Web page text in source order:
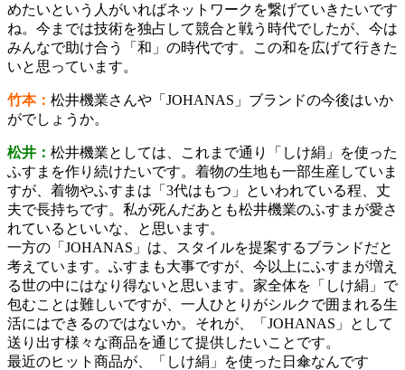
めたいという人がいればネットワークを繋げていきたいです
ね。今までは技術を独占して競合と戦う時代でしたが、今は
みんなで助け合う「和」の時代です。この和を広げて行きた
いと思っています。
竹本： 松井機業さんや「JOHANAS」ブランドの今後はいか
がでしょうか。
松井： 松井機業としては、これまで通り「しけ絹」を使った
ふすまを作り続けたいです。着物の生地も一部生産していま
すが、着物やふすまは「3代はもつ」といわれている程、丈
夫で長持ちです。私が死んだあとも松井機業のふすまが愛さ
れているといいな、と思います。
一方の「JOHANAS」は、スタイルを提案するブランドだと
考えています。ふすまも大事ですが、今以上にふすまが増え
る世の中にはなり得ないと思います。家全体を「しけ絹」で
包むことは難しいですが、一人ひとりがシルクで囲まれる生
活にはできるのではないか。それが、「JOHANAS」として
送り出す様々な商品を通じて提供したいことです。
最近のヒット商品が、「しけ絹」を使った日傘なんです